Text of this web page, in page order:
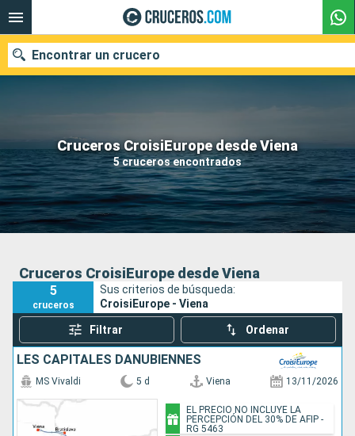
Cruceros CroisiEurope desde Viena
5 cruceros encontrados
Encontrar un crucero
Nuestros destinos
Fecha de salida
Puertos Compañías
Cruceros CroisiEurope desde Viena
5
cruceros
Sus criterios de búsqueda:
CroisiEurope - Viena
Filtrar Ordenar
LES CAPITALES DANUBIENNES
MS Vivaldi 5 d Viena 13/11/2026
EL PRECIO NO INCLUYE LA
PERCEPCIÓN DEL 30% DE AFIP -
RG 5463